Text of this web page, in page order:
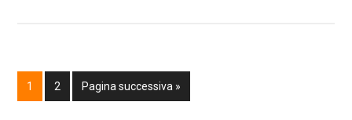
1 2 Pagina successiva »